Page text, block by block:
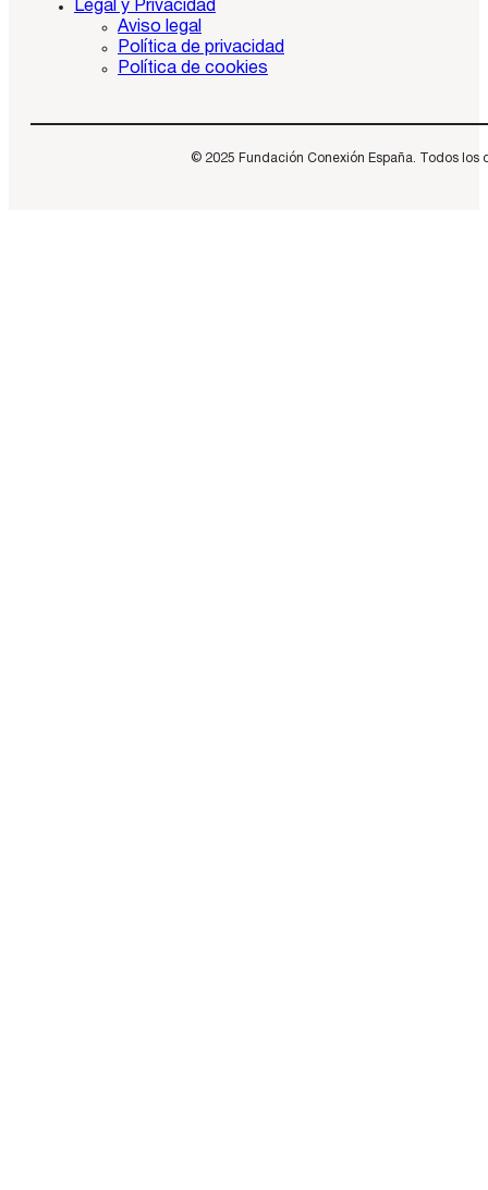
Legal y Privacidad
Aviso legal
Política de privacidad
Política de cookies
© 2025 Fundación Conexión España. Todos los